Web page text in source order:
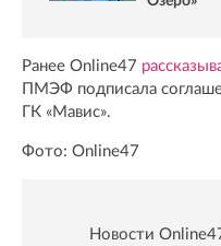
Ранее Online47
ПМЭФ подписала
ГК «Мавис».
Фото: Online47
Новости